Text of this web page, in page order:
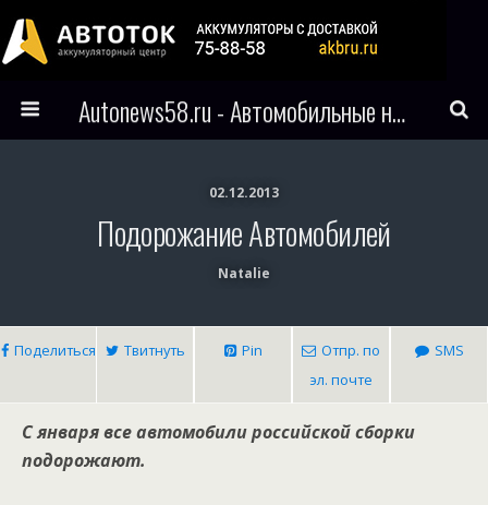
Autonews58.ru - Автомобильные новости Пензы и всего мира
02.12.2013
Подорожание Автомобилей
Natalie
Поделиться Твитнуть Pin
Отпр. по
эл. почте
SMS
С января все автомобили российской сборки
подорожают.